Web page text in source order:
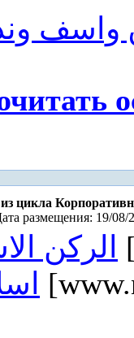
цикла
размещения: 19/08/
الركن